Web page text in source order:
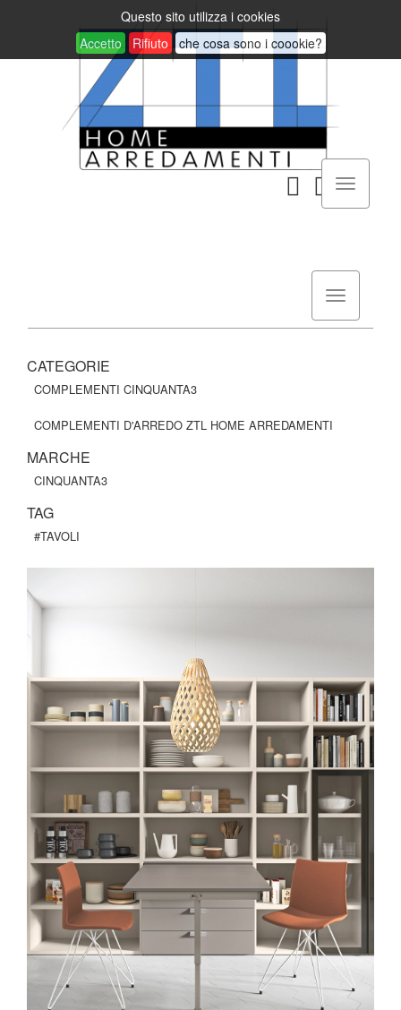
Questo sito utilizza i cookies
Accetto
Rifiuto che cosa sono i coookie?
CATEGORIE
COMPLEMENTI CINQUANTA3
COMPLEMENTI D'ARREDO ZTL HOME ARREDAMENTI
MARCHE
CINQUANTA3
TAG
#TAVOLI